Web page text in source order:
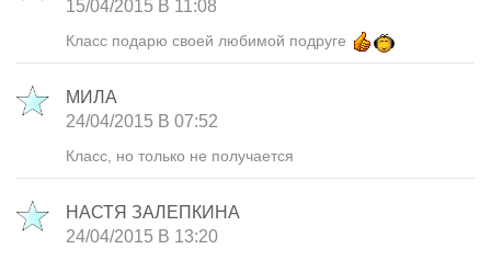
15/04/2015 В 11:08
Класс подарю своей любимой подруге
МИЛА
24/04/2015 В 07:52
Класс, но только не получается
НАСТЯ ЗАЛЕПКИНА
24/04/2015 В 13:20